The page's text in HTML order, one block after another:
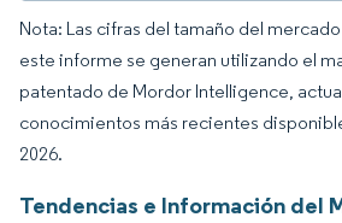
Nota: Las cifras del tamaño del
este informe se generan utilizando el
patentado de Mordor Intelligence,
conocimientos más recientes
2026.
Tendencias e Información del